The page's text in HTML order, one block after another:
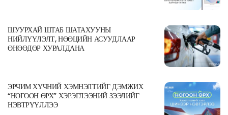
ШУУРХАЙ ШТАБ ШАТАХУУНЫ
НИЙЛҮҮЛЭЛТ, НӨӨЦИЙН АСУУДЛААР
ӨНӨӨДӨР ХУРАЛДАНА
ЭРЧИМ ХҮЧНИЙ ХЭМНЭЛТИЙГ ДЭМЖИХ
“НОГООН ӨРХ” ХЭРЭГЛЭЭНИЙ ЗЭЭЛИЙГ
НЭВТРҮҮЛЛЭЭ